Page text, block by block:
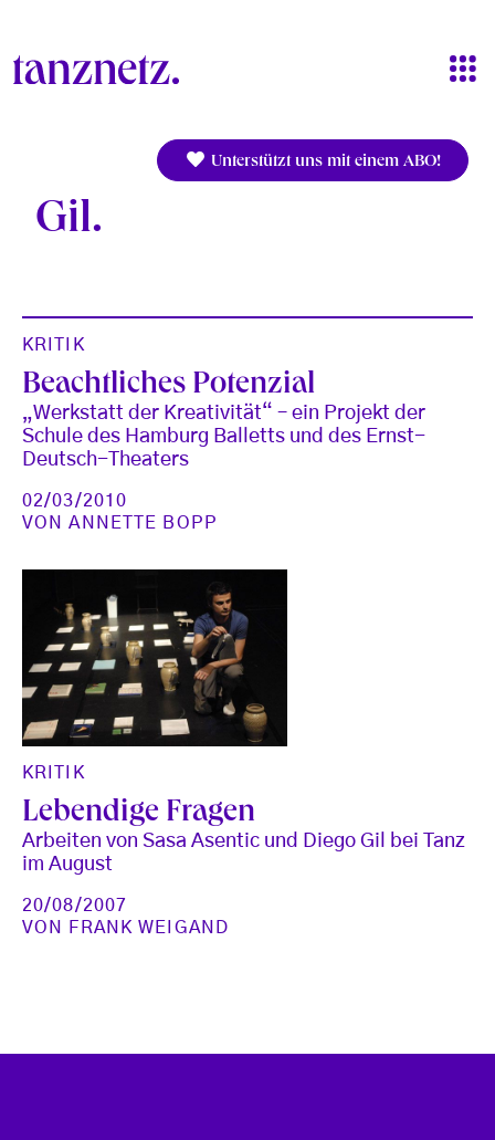
Unterstützt uns mit einem ABO!
Gil
KRITIK
Beachtliches Potenzial
„Werkstatt der Kreativität“ – ein Projekt der
Schule des Hamburg Balletts und des Ernst-
Deutsch-Theaters
02/03/2010
VONANNETTE BOPP
KRITIK
Lebendige Fragen
Arbeiten von Sasa Asentic und Diego Gil bei Tanz
im August
20/08/2007
VON
FRANK WEIGAND